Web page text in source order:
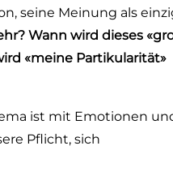
seine Meinung als
Wann wird dieses
«meine Partikularität»
ist mit Emotionen
Pflicht, sich